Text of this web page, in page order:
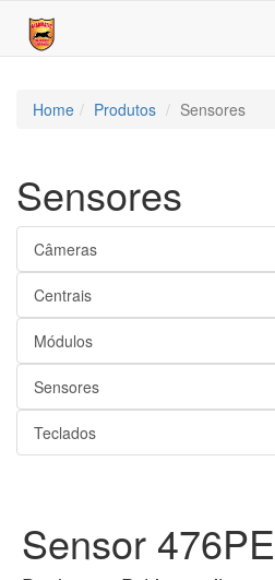
Home Produtos Sensores
Sensores
Câmeras
Centrais
Módulos
Sensores
Teclados
Sensor